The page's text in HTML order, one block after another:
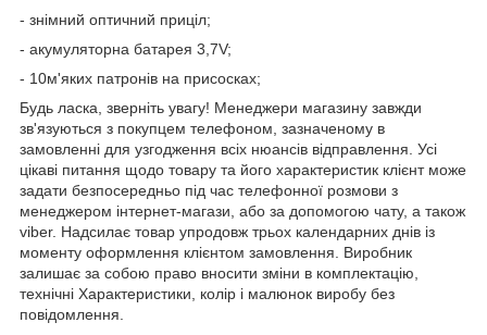
- знімний оптичний приціл;
- акумуляторна батарея 3,7V;
- 10м'яких патронів на присосках;
Будь ласка, зверніть увагу! Менеджери магазину завжди
зв'язуються з покупцем телефоном, зазначеному в
замовленні для узгодження всіх нюансів відправлення. Усі
цікаві питання щодо товару та його характеристик клієнт може
задати безпосередньо під час телефонної розмови з
менеджером інтернет-магази, або за допомогою чату, а також
viber. Надсилає товар упродовж трьох календарних днів із
моменту оформлення клієнтом замовлення. Виробник
залишає за собою право вносити зміни в комплектацію,
технічні Характеристики, колір і малюнок виробу без
повідомлення.